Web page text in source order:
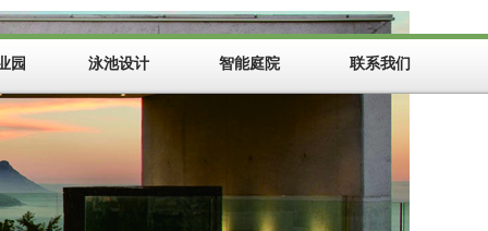
园 泳池设计 智能庭院 联系我们